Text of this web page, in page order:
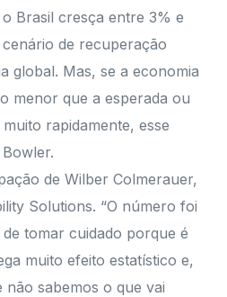
Brasil cresça entre 3% e
de recuperação
global. Mas, se a economia
menor que a esperada ou
rapidamente, esse
de Wilber Colmerauer,
Solutions. “O número foi
tomar cuidado porque é
muito efeito estatístico e,
sabemos o que vai